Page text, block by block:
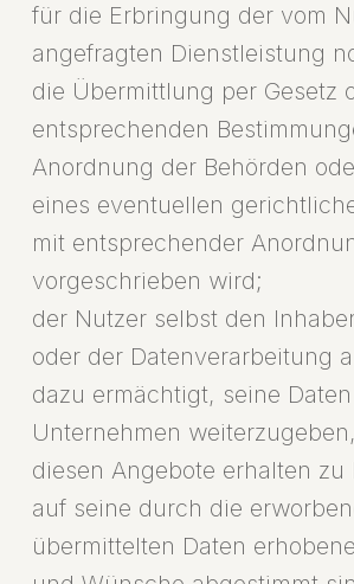
für die Erbringung der vom
angefragten Dienstleistung
die Übermittlung per Gesetz
entsprechenden
Anordnung der Behörden
eines eventuellen
mit entsprechender
vorgeschrieben wird;
der Nutzer selbst den
oder der Datenverarbeitung
dazu ermächtigt, seine Daten
Unternehmen
diesen Angebote erhalten zu
auf seine durch die
übermittelten Daten